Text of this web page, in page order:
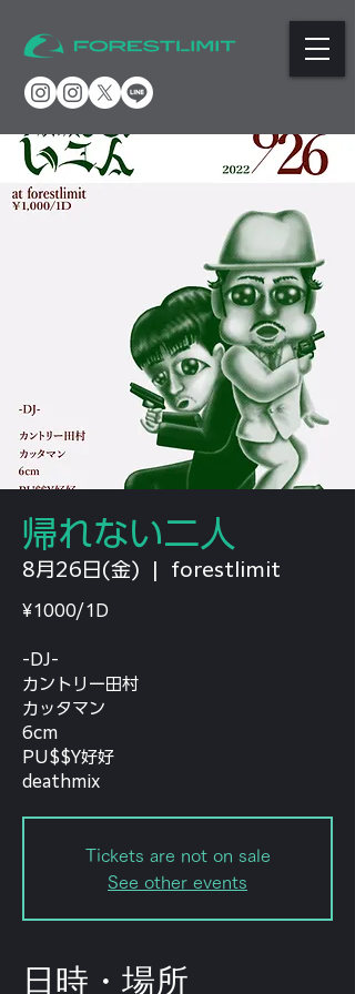
帰れない二人
8月26日(金) forestlimit
¥1000/1D
-DJ-
カントリー田村
カッタマン
6cm
PU$$Y好好
deathmix
Tickets are not on sale
See other events
日時・場所